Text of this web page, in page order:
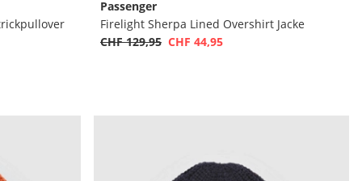
Passenger
Firelight Sherpa Lined Overshirt Jacke
CHF 129,95 CHF 44,95